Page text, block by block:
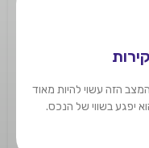
הזה עשוי להיות מאוד
יפגע בשווי של הנכס.